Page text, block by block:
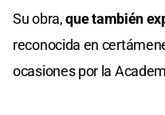
Su obra,que también
reconocida en
ocasiones por la